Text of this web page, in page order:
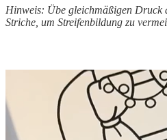
Hinweis: Übe gleichmäßigen Druck
Striche, um Streifenbildung zu